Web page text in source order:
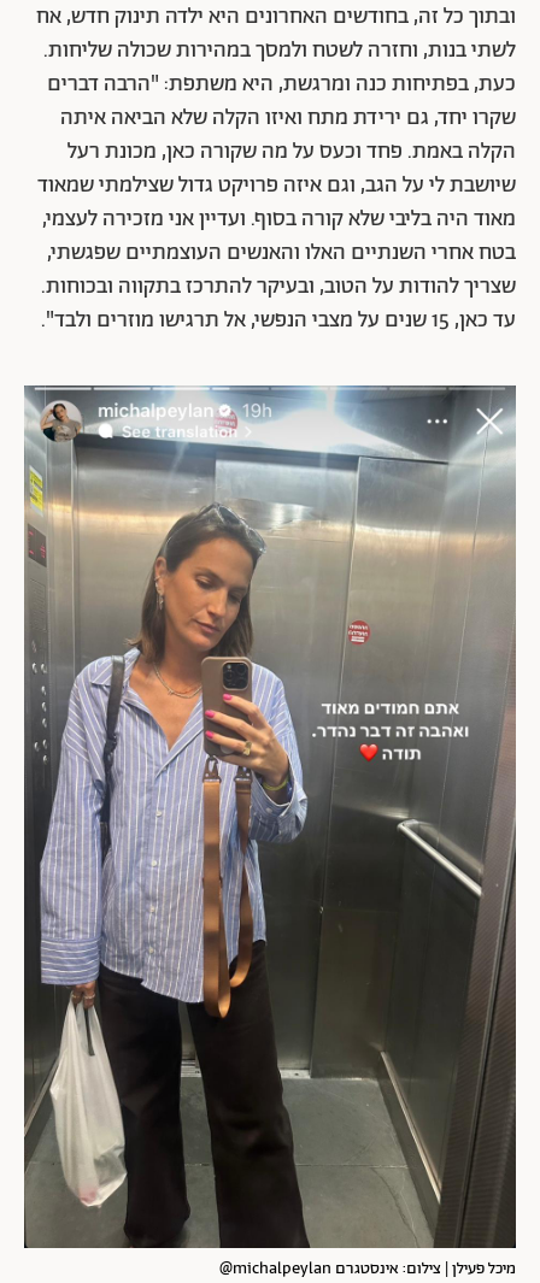
ובתוך כל זה, בחודשים האחרונים היא ילדה תינוק חדש, אח
לשתי בנות, וחזרה לשטח ולמסך במהירות שכולה שליחות.
כעת, בפתיחות כנה ומרגשת, היא משתפת: "הרבה דברים
שקרו יחד, גם ירידת מתח ואיזו הקלה שלא הביאה איתה
הקלה באמת. פחד וכעס על מה שקורה כאן, מכונת רעל
שיושבת לי על הגב, וגם איזה פרויקט גדול שצילמתי שמאוד
מאוד היה בליבי שלא קורה בסוף. ועדיין אני מזכירה לעצמי,
בטח אחרי השנתיים האלו והאנשים העוצמתיים שפגשתי,
שצריך להודות על הטוב, ובעיקר להתרכז בתקווה ובכוחות.
עד כאן, 15 שנים על מצבי הנפשי, אל תרגישו מוזרים ולבד".
מיכל פעילן | צילום: אינסטגרם michalpeylan@